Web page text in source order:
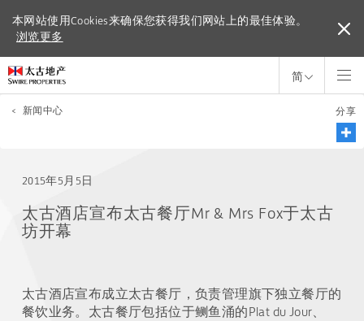
本网站使用Cookies来确保您获得我们网站上的最佳体验。
浏览更多
本网站使用Cookies来确保您获得我们网站上的最佳体验。
浏览更多
简
< 新闻中心 分享
2015年5月5日
太古酒店宣布太古餐厅Mr & Mrs Fox于太古
坊开幕
太古酒店宣布成立太古餐厅，负责管理旗下独立餐厅的
餐饮业务。太古餐厅包括位于鲗鱼涌的Plat du Jour、